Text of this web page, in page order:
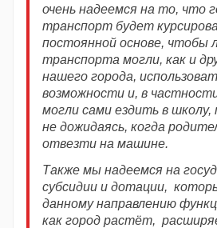
очень надеемся на то, что
транспорт будет
постоянной основе, чтобы
транспорта могли, как и
нашего города,
возможности и, в
могли сами ездить в
не дожидаясь, когда
отвезти на машине.
Также мы надеемся на
субсидии и дотации,
данному направлению
как город растёт,